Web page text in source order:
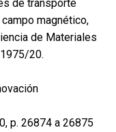
de transporte
magnético,
de Materiales
20.
p. 26874 a 26875